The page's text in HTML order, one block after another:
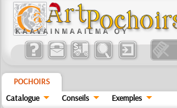
POCHOIRS
Catalogue
Conseils Exemples